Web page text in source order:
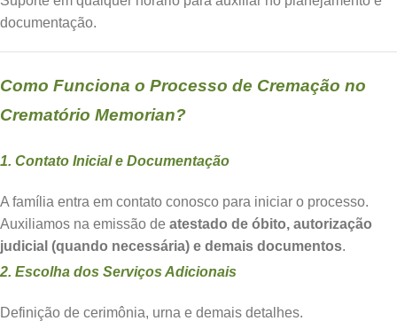
documentação.
Como Funciona o Processo de Cremação no
Crematório Memorian?
1. Contato Inicial e Documentação
A família entra em contato conosco para iniciar o processo.
Auxiliamos na emissão de atestado de óbito, autorização
judicial (quando necessária) e demais documentos.
2. Escolha dos Serviços Adicionais
Definição de cerimônia, urna e demais detalhes.